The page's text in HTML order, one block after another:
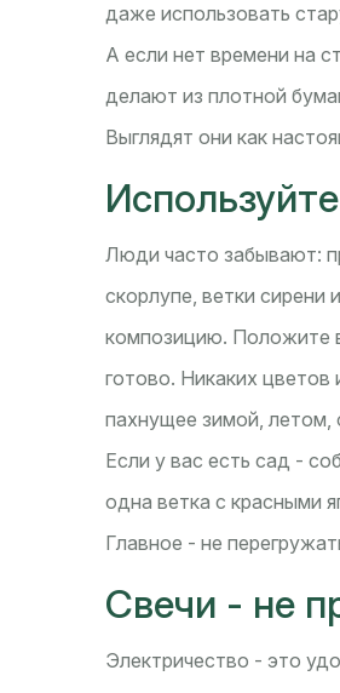
даже использовать
А если нет времени на
делают из плотной
Выглядят они как
Люди часто забывают:
скорлупе, ветки
композицию. Положите
готово. Никаких цветов
пахнущее зимой, летом,
Если у вас есть сад -
одна ветка с красными
Главное - не
Свечи - не
Электричество - это